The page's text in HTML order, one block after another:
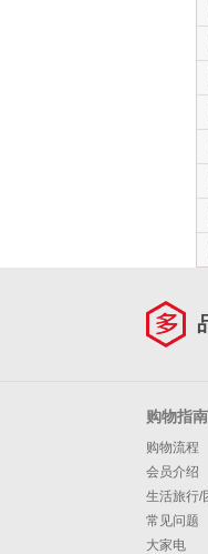
购物指南
购物流程
会员介绍
生活旅行/
常见问题
大家电